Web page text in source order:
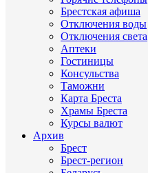
Брестская афиша
Отключения воды
Отключения света
Аптеки
Гостиницы
Консульства
Таможни
Карта Бреста
Храмы Бреста
Курсы валют
Архив
Брест
Брест-регион